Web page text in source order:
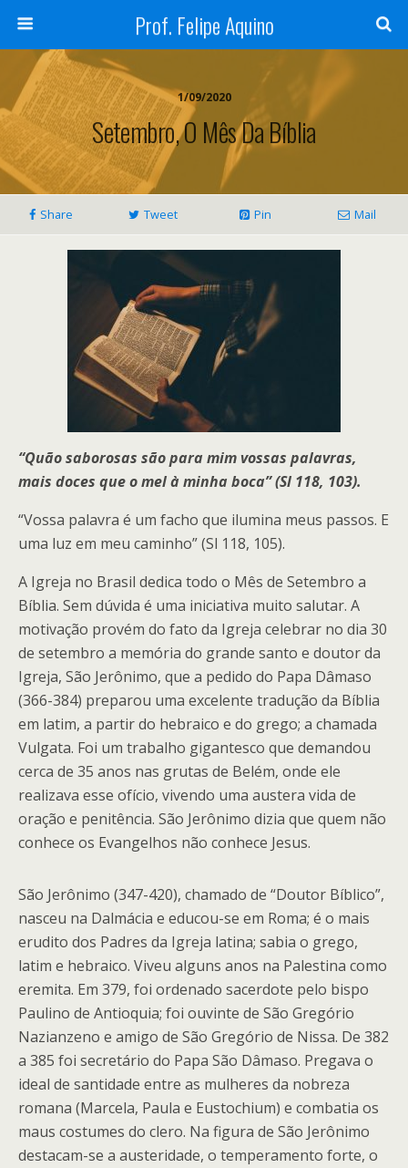
Prof. Felipe Aquino
1/09/2020
Setembro, O Mês Da Bíblia
Share Tweet Pin Mail
“Quão saborosas são para mim vossas palavras,
mais doces que o mel à minha boca” (Sl 118, 103).
“Vossa palavra é um facho que ilumina meus passos. E
uma luz em meu caminho” (Sl 118, 105).
A Igreja no Brasil dedica todo o Mês de Setembro a
Bíblia. Sem dúvida é uma iniciativa muito salutar. A
motivação provém do fato da Igreja celebrar no dia 30
de setembro a memória do grande santo e doutor da
Igreja, São Jerônimo, que a pedido do Papa Dâmaso
(366-384) preparou uma excelente tradução da Bíblia
em latim, a partir do hebraico e do grego; a chamada
Vulgata. Foi um trabalho gigantesco que demandou
cerca de 35 anos nas grutas de Belém, onde ele
realizava esse ofício, vivendo uma austera vida de
oração e penitência. São Jerônimo dizia que quem não
conhece os Evangelhos não conhece Jesus.
São Jerônimo (347-420), chamado de “Doutor Bíblico”,
nasceu na Dalmácia e educou-se em Roma; é o mais
erudito dos Padres da Igreja latina; sabia o grego,
latim e hebraico. Viveu alguns anos na Palestina como
eremita. Em 379, foi ordenado sacerdote pelo bispo
Paulino de Antioquia; foi ouvinte de São Gregório
Nazianzeno e amigo de São Gregório de Nissa. De 382
a 385 foi secretário do Papa São Dâmaso. Pregava o
ideal de santidade entre as mulheres da nobreza
romana (Marcela, Paula e Eustochium) e combatia os
maus costumes do clero. Na figura de São Jerônimo
destacam-se a austeridade, o temperamento forte, o